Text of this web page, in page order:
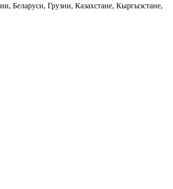
Беларуси, Грузии, Казахстане, Кыргызстане,